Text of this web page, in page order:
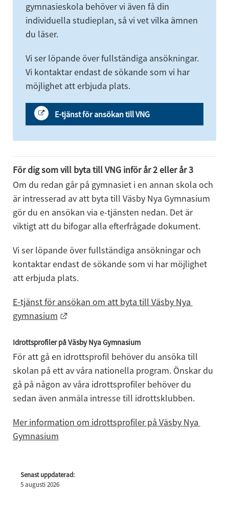
gymnasieskola behöver vi även få din
individuella studieplan, så vi vet vilka ämnen
du läser.
Vi ser löpande över fullständiga ansökningar.
Vi kontaktar endast de sökande som vi har
möjlighet att erbjuda plats.
E-tjänst för ansökan till VNG
För dig som vill byta till VNG inför år 2 eller år 3
Om du redan går på gymnasiet i en annan skola och
är intresserad av att byta till Väsby Nya Gymnasium
gör du en ansökan via e-tjänsten nedan. Det är
viktigt att du bifogar alla efterfrågade dokument.
Vi ser löpande över fullständiga ansökningar och
kontaktar endast de sökande som vi har möjlighet
att erbjuda plats.
E-tjänst för ansökan om att byta till Väsby Nya
gymnasium
Länk till annan webbplats.
Idrottsprofiler på Väsby Nya Gymnasium
För att gå en idrottsprofil behöver du ansöka till
skolan på ett av våra nationella program. Önskar du
gå på någon av våra idrottsprofiler behöver du
sedan även anmäla intresse till idrottsklubben.
Mer information om idrottsprofiler på Väsby Nya
Gymnasium
Senast uppdaterad:
5 augusti 2026